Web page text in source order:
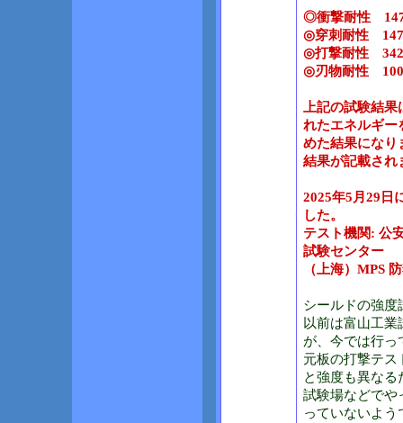
◎衝撃耐性
◎穿刺耐性
◎打撃耐性
◎刃物耐性
上記の試験結
れたエネルギー
めた結果になり
結果が記載され
2025年5月29日
した。
テスト機関: 公
試験センター
（上海）MPS
シールドの強度
以前は富山工
が、今では行っ
元板の打撃テス
と強度も異な
試験場などでや
っていないよ